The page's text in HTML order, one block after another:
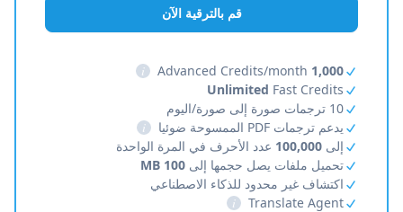
قم بالترقية الآن
1,000
i
Unlimited Fast Credits
10 ترجمات صورة إلى صورة/اليوم
يدعم ترجمات PDF الممسوحة ضوئيا
i
إلى 100,000 عدد الأحرف في المرة الواحدة
تحميل ملفات يصل حجمها إلى 100 MB
اكتشاف غير محدود للذكاء الاصطناعي
Translate Agent
i